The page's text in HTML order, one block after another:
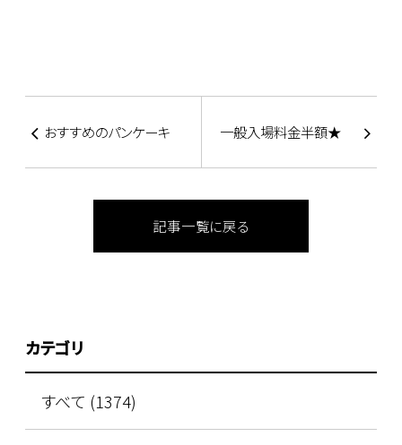
おすすめのパンケーキ 一般入場料金半額★
記事一覧に戻る
カテゴリ
すべて (1374)